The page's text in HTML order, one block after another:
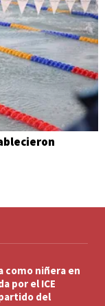
como niñera en
por el ICE
del